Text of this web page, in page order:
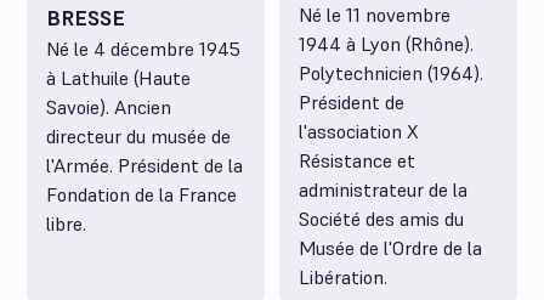
BRESSE
Né le 4 décembre 1945
à Lathuile (Haute
Savoie). Ancien
directeur du musée de
l'Armée. Président de la
Fondation de la France
libre.
Né le 11 novembre
1944 à Lyon (Rhône).
Polytechnicien (1964).
Président de
l'association X
Résistance et
administrateur de la
Société des amis du
Musée de l'Ordre de la
Libération.